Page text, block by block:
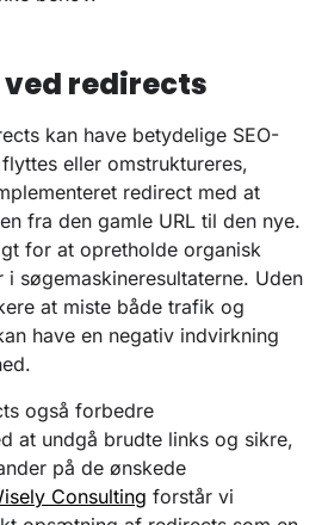
ved redirects
kan have betydelige SEO-
eller omstruktureres,
redirect med at
fra den gamle URL til den nye.
for at opretholde organisk
søgemaskineresultaterne. Uden
at miste både trafik og
have en negativ indvirkning
også forbedre
at undgå brudte links og sikre,
på de ønskede
Consulting forstår vi